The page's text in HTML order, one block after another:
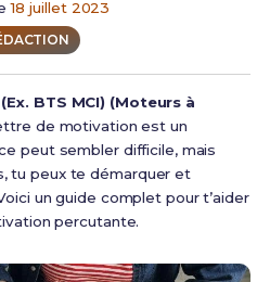
18 juillet 2023
BTS MCI) (Moteurs à
de motivation est un
peut sembler difficile, mais
tu peux te démarquer et
un guide complet pour t’aider
percutante.